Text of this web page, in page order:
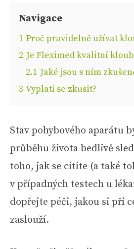
Navigace
1 Proč pravidelně užívat
2 Je Fleximed kvalitní
2.1 Jaké jsou s ním
3 Vyplatí se zkusit?
Stav pohybového aparátu
průběhu života bedlivě
toho, jak se cítíte (a také
v případných testech u
dopřejte péči, jakou si při
zaslouží.